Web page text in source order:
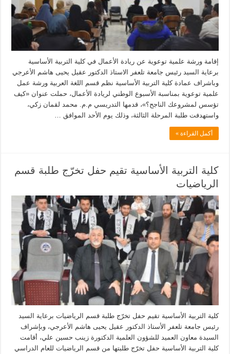
إقامة ورشة علمية توعوية عن ريادة الأعمال في كلية التربية الأساسية
برعاية السيد رئيس جامعة تلعفر الاستاذ الدكتور عقيل يحيى هاشم الأعرجي
وباشراف عمادة كلية التربية الأساسية نظم قسم اللغة العربية ورشة عمل
علمية توعوية بمناسبة الأسبوع الوطني لريادة الأعمال، حملت عنوان «كيف
تؤسس لمشروعك الناجح؟»، قدمها التدريسي م.م. محمد لقمان زكي،
واستهدفت طلبة المرحلة الثالثة، وذلك يوم الأحد الموافق …
أكمل القراءة »
كلية التربية الأساسية تقيم حفل تخرّج طلبة قسم
الرياضيات
كلية التربية الأساسية تقيم حفل تخرّج طلبة قسم الرياضيات برعاية السيد
رئيس جامعة تلعفر الأستاذ الدكتور عقيل يحيى هاشم الأعرجي، وبإشراف
السيدة معاون العميد للشؤون العلمية الدكتورة زينب حسين علي، أقامت
كلية التربية الأساسية حفل تخرّج طلبتها من قسم الرياضيات للعام الدراسي